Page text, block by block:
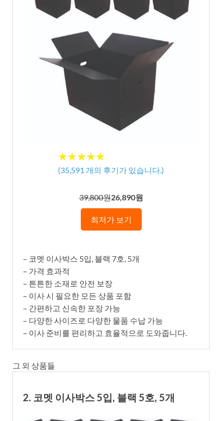
★★★★★
★★★★★
(35,591 개의 후기가 있습니다.)
39,800원26,890원
최저가 보기
– 코멧 이사박스 5입, 블랙 7호, 5개
– 가격 효과적
– 튼튼한 소재로 안전 보장
– 이사 시 필요한 모든 상품 포함
– 간편하고 신속한 포장 가능
– 다양한 사이즈로 다양한 물품 수납 가능
– 이사 준비를 편리하고 효율적으로 도와줍니다.
그 외 상품들
2. 코멧 이사박스 5입, 블랙 5호, 5개